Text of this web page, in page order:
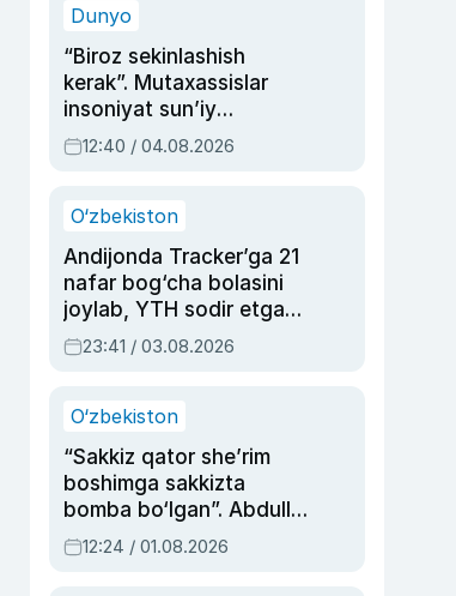
Dunyo
“Biroz sekinlashish
kerak”. Mutaxassislar
insoniyat sun’iy
intellektni boshqara
olmay qolishidan xavotir
12:40 / 04.08.2026
O‘zbekiston
Andijonda Tracker’ga 21
nafar bog‘cha bolasini
joylab, YTH sodir etgan
ayolga sud hukmi o‘qildi
23:41 / 03.08.2026
O‘zbekiston
“Sakkiz qator she’rim
boshimga sakkizta
bomba bo‘lgan”. Abdulla
Oripovni siyosiy
ayblovlardan asrab
12:24 / 01.08.2026